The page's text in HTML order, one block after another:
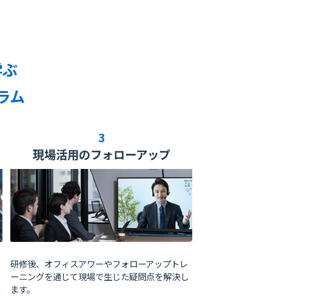
ム
3
現場活用のフォローアップ
研修後、オフィスアワーやフォローアップトレ
ーニングを通じて現場で生じた疑問点を解決し
ます。